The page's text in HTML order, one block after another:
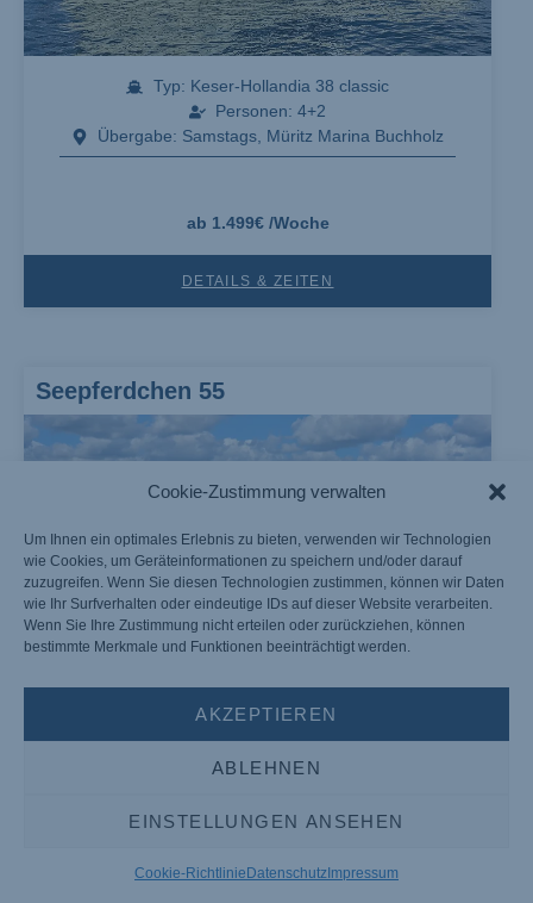
Cookie-Zustimmung verwalten
Um Ihnen ein optimales Erlebnis zu bieten, verwenden wir Technologien
wie Cookies, um Geräteinformationen zu speichern und/oder darauf
zuzugreifen. Wenn Sie diesen Technologien zustimmen, können wir Daten
wie Ihr Surfverhalten oder eindeutige IDs auf dieser Website verarbeiten.
Wenn Sie Ihre Zustimmung nicht erteilen oder zurückziehen, können
bestimmte Merkmale und Funktionen beeinträchtigt werden.
AKZEPTIEREN
ABLEHNEN
EINSTELLUNGEN ANSEHEN
Cookie-Richtlinie Datenschutz Impressum
Typ: Keser-Hollandia 38 classic
Personen: 4+2
Übergabe: Samstags, Müritz Marina Buchholz
ab 1.499€ /Woche
DETAILS & ZEITEN
Seepferdchen 55
Typ: Keser-Hollandia 38 classic
Übergabe: Samstag, Werder (Havel) Yachthafen